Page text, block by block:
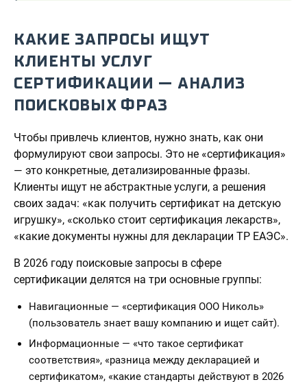
КАКИЕ ЗАПРОСЫ ИЩУТ
КЛИЕНТЫ УСЛУГ
СЕРТИФИКАЦИИ — АНАЛИЗ
ПОИСКОВЫХ ФРАЗ
Чтобы привлечь клиентов, нужно знать, как они
формулируют свои запросы. Это не «сертификация»
— это конкретные, детализированные фразы.
Клиенты ищут не абстрактные услуги, а решения
своих задач: «как получить сертификат на детскую
игрушку», «сколько стоит сертификация лекарств»,
«какие документы нужны для декларации ТР ЕАЭС».
В 2026 году поисковые запросы в сфере
сертификации делятся на три основные группы:
Навигационные — «сертификация ООО Николь»
(пользователь знает вашу компанию и ищет сайт).
Информационные — «что такое сертификат
соответствия», «разница между декларацией и
сертификатом», «какие стандарты действуют в 2026